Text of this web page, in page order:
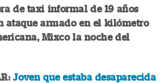
de taxi informal de 19 años
ataque armado en el kilómetro
Mixco la noche del
Joven que estaba desaparecida